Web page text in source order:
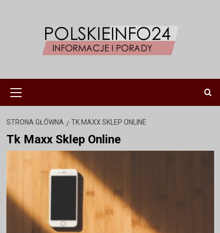
główne
STRONA GŁÓWNA TK MAXX SKLEP ONLINE
Tk Maxx Sklep Online